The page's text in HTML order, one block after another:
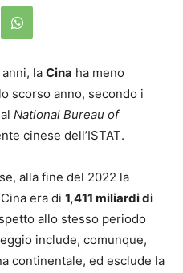
la Cina ha meno
scorso anno, secondo i
National Bureau of
cinese dell’ISTAT.
alla fine del 2022 la
era di 1,411 miliardi di
allo stesso periodo
include, comunque,
continentale, ed esclude la